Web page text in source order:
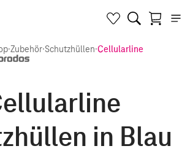
·Zubehör·Schutzhüllen·Cellularline
in Blau